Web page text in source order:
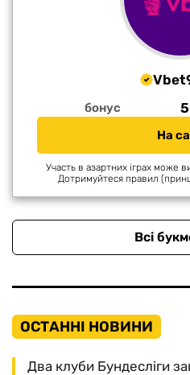
Vbet
бонус
На
Участь в азартних іграх може
Дотримуйтеся правил
Всі
ОСТАННІ НОВИНИ
Два клуби Бундесліги